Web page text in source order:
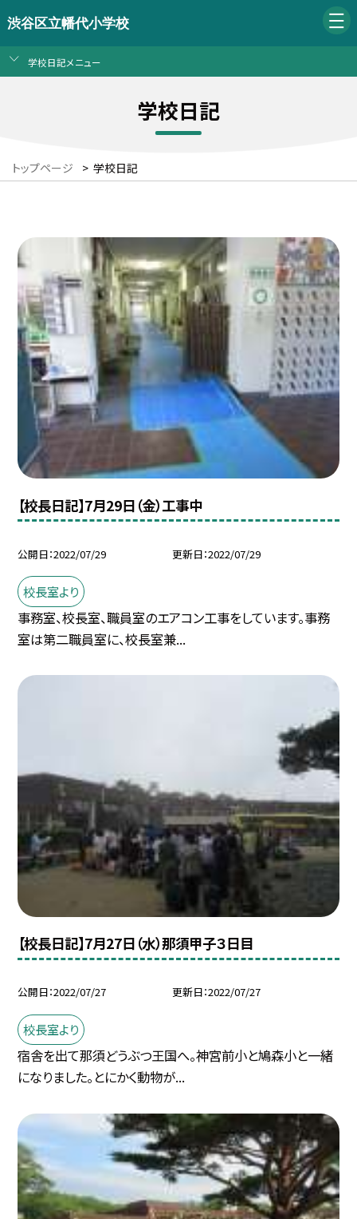
渋谷区立幡代小学校
学校日記メニュー
学校日記
トップページ > 学校日記
【校長日記】7月29日（金）工事中
公開日 2022/07/29 更新日 2022/07/29
校長室より
事務室、校長室、職員室のエアコン工事をしています。事務
室は第二職員室に、校長室兼...
【校長日記】7月27日（水）那須甲子３日目
公開日 2022/07/27 更新日 2022/07/27
校長室より
宿舎を出て那須どうぶつ王国へ。神宮前小と鳩森小と一緒
になりました。とにかく動物が...